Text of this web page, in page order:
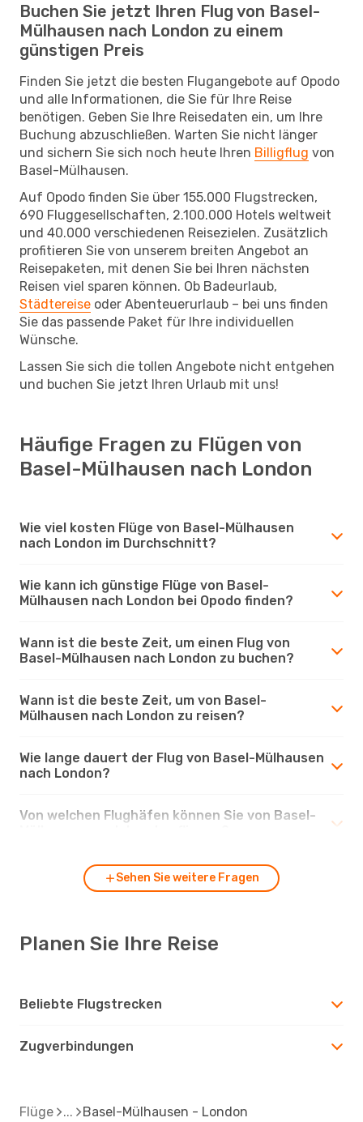
Buchen Sie jetzt Ihren Flug von Basel-
Mülhausen nach London zu einem
günstigen Preis
Finden Sie jetzt die besten Flugangebote auf Opodo
und alle Informationen, die Sie für Ihre Reise
benötigen. Geben Sie Ihre Reisedaten ein, um Ihre
Buchung abzuschließen. Warten Sie nicht länger
und sichern Sie sich noch heute Ihren Billigflug von
Basel-Mülhausen.
Auf Opodo finden Sie über 155.000 Flugstrecken,
690 Fluggesellschaften, 2.100.000 Hotels weltweit
und 40.000 verschiedenen Reisezielen. Zusätzlich
profitieren Sie von unserem breiten Angebot an
Reisepaketen, mit denen Sie bei Ihren nächsten
Reisen viel sparen können. Ob Badeurlaub,
Städtereise oder Abenteuerurlaub – bei uns finden
Sie das passende Paket für Ihre individuellen
Wünsche.
Lassen Sie sich die tollen Angebote nicht entgehen
und buchen Sie jetzt Ihren Urlaub mit uns!
Häufige Fragen zu Flügen von
Basel-Mülhausen nach London
Wie viel kosten Flüge von Basel-Mülhausen
nach London im Durchschnitt?
Wie kann ich günstige Flüge von Basel-
Mülhausen nach London bei Opodo finden?
Wann ist die beste Zeit, um einen Flug von
Basel-Mülhausen nach London zu buchen?
Wann ist die beste Zeit, um von Basel-
Mülhausen nach London zu reisen?
Wie lange dauert der Flug von Basel-Mülhausen
nach London?
Von welchen Flughäfen können Sie von Basel-
Sehen Sie weitere Fragen
Planen Sie Ihre Reise
Beliebte Flugstrecken
Zugverbindungen
Flüge Basel-Mülhausen - London